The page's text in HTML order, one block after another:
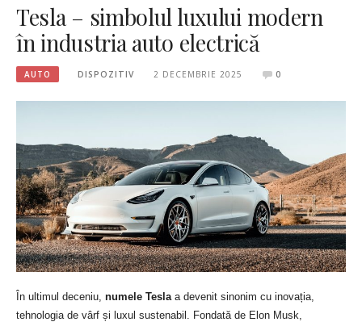
Tesla – simbolul luxului modern
în industria auto electrică
AUTO DISPOZITIV 2 DECEMBRIE 2025 0
În ultimul deceniu, numele Tesla a devenit sinonim cu inovația,
tehnologia de vârf și luxul sustenabil. Fondată de Elon Musk,